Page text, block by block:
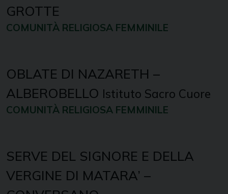
GROTTE
COMUNITÀ RELIGIOSA FEMMINILE
OBLATE DI NAZARETH –
ALBEROBELLO Istituto Sacro Cuore
COMUNITÀ RELIGIOSA FEMMINILE
SERVE DEL SIGNORE E DELLA
VERGINE DI MATARA’ –